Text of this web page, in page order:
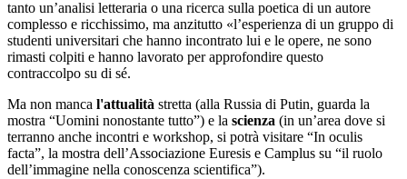
tanto un’analisi letteraria o una ricerca sulla poetica di un autore
complesso e ricchissimo, ma anzitutto «l’esperienza di un gruppo di
studenti universitari che hanno incontrato lui e le opere, ne sono
rimasti colpiti e hanno lavorato per approfondire questo
contraccolpo su di sé.
Ma non manca l'attualità stretta (alla Russia di Putin, guarda la
mostra “Uomini nonostante tutto”) e la scienza (in un’area dove si
terranno anche incontri e workshop, si potrà visitare “In oculis
facta”, la mostra dell’Associazione Euresis e Camplus su “il ruolo
dell’immagine nella conoscenza scientifica”).